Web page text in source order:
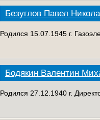
Безуглов Павел
Родился 15.07.1945 г.
Бодякин Валентин
Родился 27.12.1940 г.